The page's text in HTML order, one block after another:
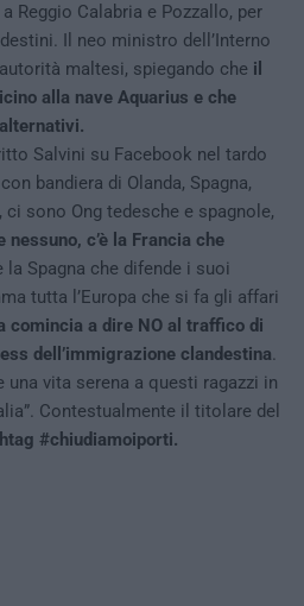
Reggio Calabria e Pozzallo, per
Il neo ministro dell’Interno
maltesi, spiegando che il
alla nave Aquarius e che
Salvini su Facebook nel tardo
bandiera di Olanda, Spagna,
ci sono Ong tedesche e spagnole,
nessuno, c’è la Francia che
la Spagna che difende i suoi
tutta l’Europa che si fa gli affari
comincia a dire NO al traffico di
dell’immigrazione clandestina.
vita serena a questi ragazzi in
Contestualmente il titolare del
#chiudiamoiporti.